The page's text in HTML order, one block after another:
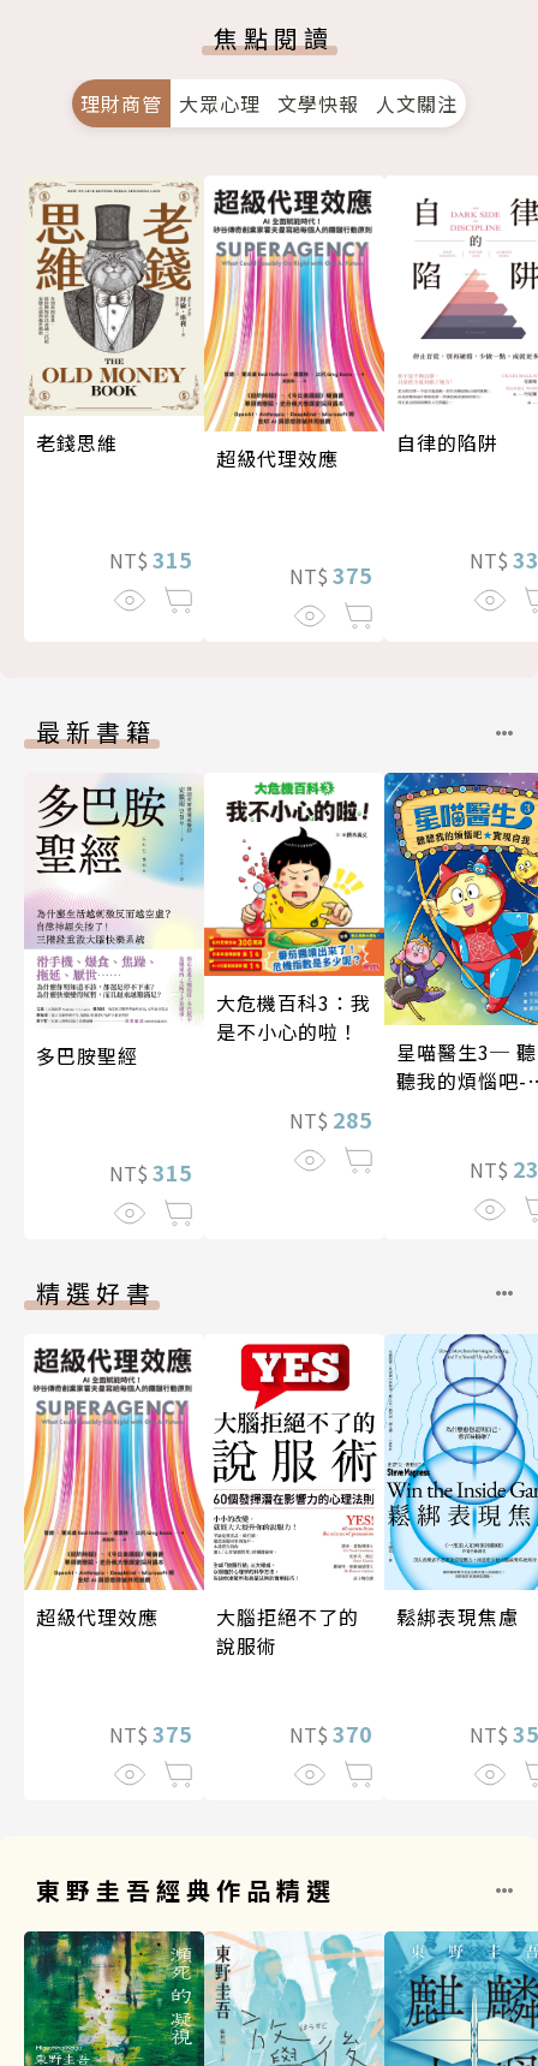
焦點閱讀
理財商管 大眾心理 文學快報 人文關注
老錢思維
NT$ 315
超級代理效應
NT$ 375
自律的陷阱
NT$
最新書籍
多巴胺聖經
NT$ 315
大危機百科3：我
是不小心的啦！
NT$ 285
星喵醫生3─ 聽
聽我的煩惱吧-
NT$
精選好書
超級代理效應
NT$ 375
大腦拒絕不了的
說服術
NT$ 370
鬆綁表現焦慮
NT$
東野圭吾經典作品精選